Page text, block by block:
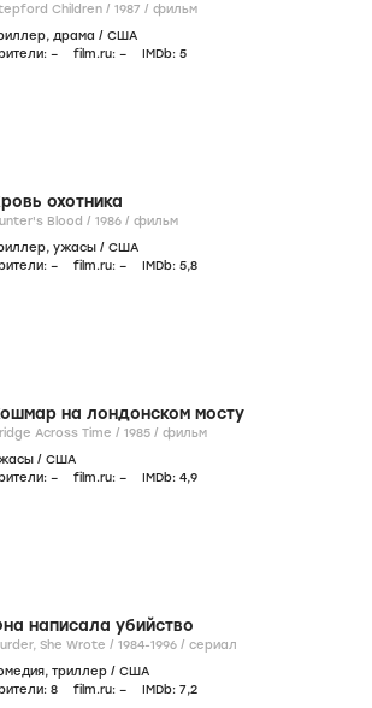
Stepford Children / 1987 / фильм
, драма / США
– film.ru: – IMDb: 5
охотника
Hunter's Blood / 1986 / фильм
, ужасы / США
– film.ru: – IMDb: 5,8
на лондонском мосту
Bridge Across Time / 1985 / фильм
/ США
– film.ru: – IMDb: 4,9
написала убийство
Murder, She Wrote / 1984-1996 / сериал
, триллер / США
8 film.ru: – IMDb: 7,2